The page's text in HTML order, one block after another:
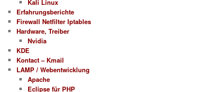
Kali Linux
Erfahrungsberichte
Firewall Netfilter Iptables
Hardware, Treiber
Nvidia
KDE
Kontact – Kmail
LAMP / Webentwicklung
Apache
Eclipse für PHP